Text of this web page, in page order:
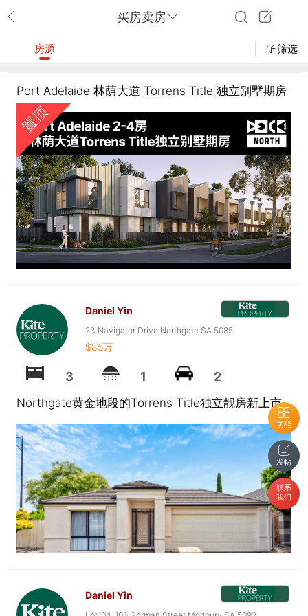
买房卖房
功能
发帖
联系
我们
房源 筛选
Port Adelaide 林荫大道 Torrens Title 独立别墅期房
Daniel Yin
23 Navigator Drive Northgate SA 5085
$85万
3 1 2
Northgate黄金地段的Torrens Title独立靓房新上市
Daniel Yin